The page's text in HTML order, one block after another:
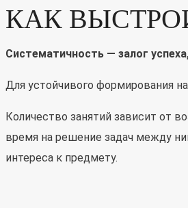
КАК
Систематичность — залог
Для устойчивого формирования
Количество занятий зависит от
время на решение задач между
интереса к предмету.